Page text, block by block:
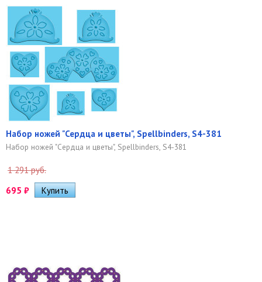
Набор ножей "Сердца и цветы", Spellbinders, S4-381
Набор ножей "Сердца и цветы", Spellbinders, S4-381
1 291 руб.
695 ₽